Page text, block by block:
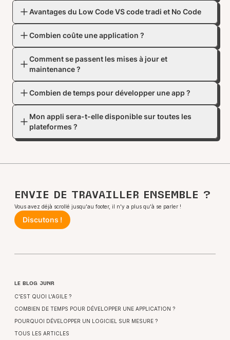
Avantages du Low Code VS code tradi et No Code
Combien coûte une application ?
Comment se passent les mises à jour et
maintenance ?
Combien de temps pour développer une app ?
Mon appli sera-t-elle disponible sur toutes les
plateformes ?
ENVIE DE TRAVAILLER ENSEMBLE ?
Vous avez déjà scrollé jusqu'au footer, il n'y a plus qu'à se parler !
Discutons !
LE BLOG JUNR
C'EST QUOI L'AGILE ?
COMBIEN DE TEMPS POUR DÉVELOPPER UNE APPLICATION ?
POURQUOI DÉVELOPPER UN LOGICIEL SUR MESURE ?
TOUS LES ARTICLES